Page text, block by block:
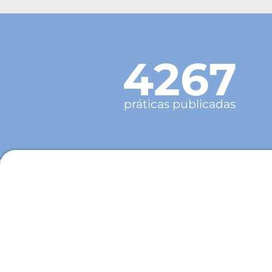
4267
práticas publicadas